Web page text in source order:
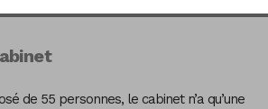
de 55 personnes, le cabinet n’a qu’une